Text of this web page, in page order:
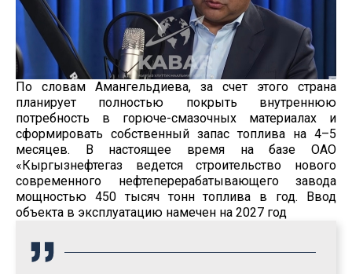
По словам Амангельдиева, за счет этого страна
планирует полностью покрыть внутреннюю
потребность в горюче-смазочных материалах и
сформировать собственный запас топлива на 4–5
месяцев. В настоящее время на базе ОАО
«Кыргызнефтегаз ведется строительство нового
современного нефтеперерабатывающего завода
мощностью 450 тысяч тонн топлива в год. Ввод
объекта в эксплуатацию намечен на 2027 год